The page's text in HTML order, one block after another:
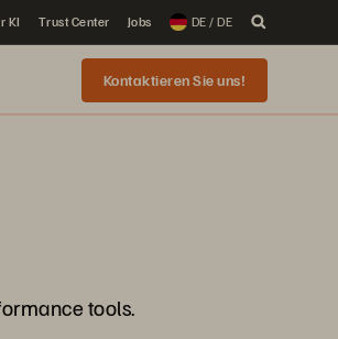
KI Trust Center Jobs DE / DE
Kontaktieren Sie uns!
tools.